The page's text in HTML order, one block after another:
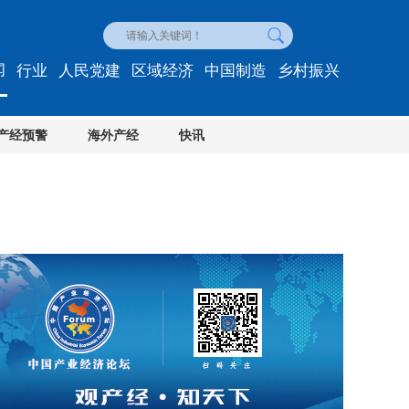
经预警 海外产经 快讯
行业 人民党建 区域经济 中国制造 乡村振兴